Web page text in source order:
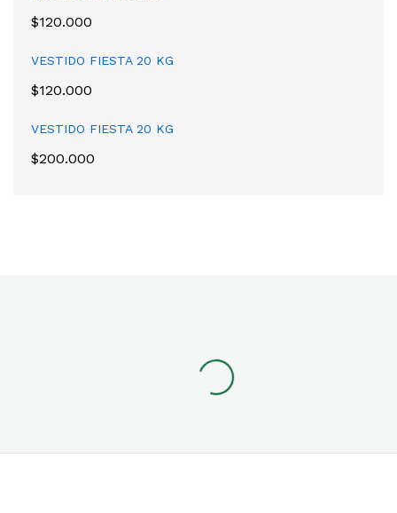
$120.000
VESTIDO FIESTA 20 KG
$120.000
VESTIDO FIESTA 20 KG
$200.000